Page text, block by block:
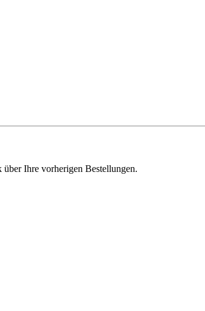
Ihre vorherigen Bestellungen.